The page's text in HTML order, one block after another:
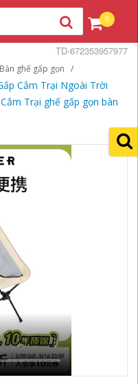
0
Bàn ghế gấp gọn
Cắm Trại Ngoài Trời
Trại ghế gấp gọn bàn
TD-672353957977